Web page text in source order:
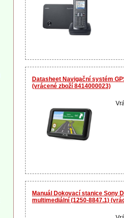
Datasheet Navigační systém
(vrácené zboží 8414000023)
Manuál Dokovací stanice Sony
multimediální (1250-8847.1)